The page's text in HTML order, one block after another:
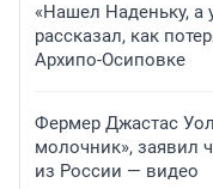
«Нашел Наденьку, а
рассказал, как
Архипо-Осиповке
Фермер Джастас
молочник», заявил
из России — видео